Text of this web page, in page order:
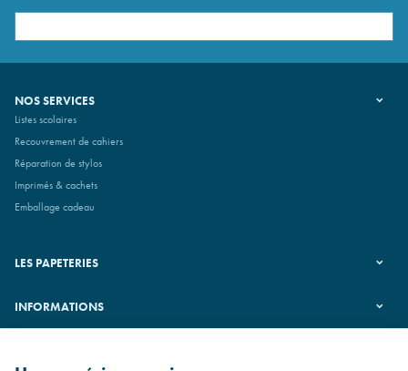
NOS SERVICES
Listes scolaires
Recouvrement de cahiers
Réparation de stylos
Imprimés & cachets
Emballage cadeau
LES PAPETERIES
INFORMATIONS